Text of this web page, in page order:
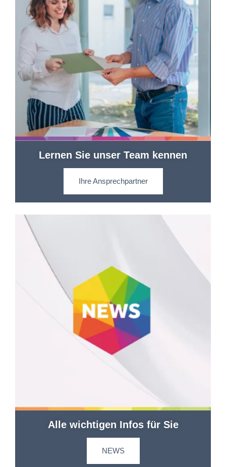
Lernen Sie unser Team kennen
Ihre Ansprechpartner
Alle wichtigen Infos für Sie
NEWS